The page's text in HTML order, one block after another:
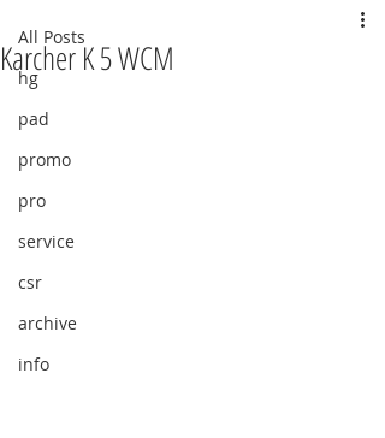
All Posts
hg
pad
promo
pro
service
csr
archive
info
Karcher K 5 WCM